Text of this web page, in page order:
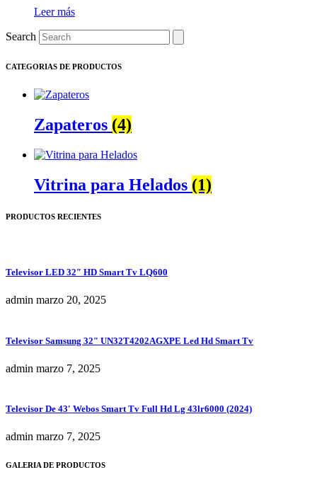
Leer más
Search
CATEGORIAS DE PRODUCTOS
Zapateros (4)
Vitrina para Helados (1)
PRODUCTOS RECIENTES
Televisor LED 32″ HD Smart Tv LQ600
admin marzo 20, 2025
Televisor Samsung 32″ UN32T4202AGXPE Led Hd Smart Tv
admin marzo 7, 2025
Televisor De 43′ Webos Smart Tv Full Hd Lg 43lr6000 (2024)
admin marzo 7, 2025
GALERIA DE PRODUCTOS